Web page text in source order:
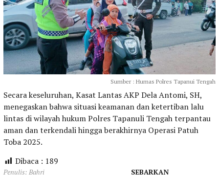
Sumber : Humas Polres Tapanui Tengah
Secara keseluruhan, Kasat Lantas AKP Dela Antomi, SH,
menegaskan bahwa situasi keamanan dan ketertiban lalu
lintas di wilayah hukum Polres Tapanuli Tengah terpantau
aman dan terkendali hingga berakhirnya Operasi Patuh
Toba 2025.
Dibaca : 189
Penulis: Bahri SEBARKAN